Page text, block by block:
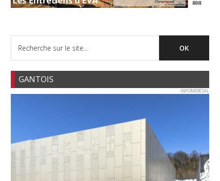
GANTOIS
INFOMERCIAL